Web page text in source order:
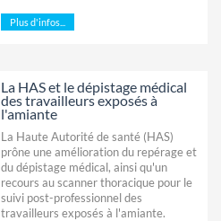
Plus d'infos...
La HAS et le dépistage médical
des travailleurs exposés à
l'amiante
La Haute Autorité de santé (HAS)
prône une amélioration du repérage et
du dépistage médical, ainsi qu'un
recours au scanner thoracique pour le
suivi post-professionnel des
travailleurs exposés à l'amiante.